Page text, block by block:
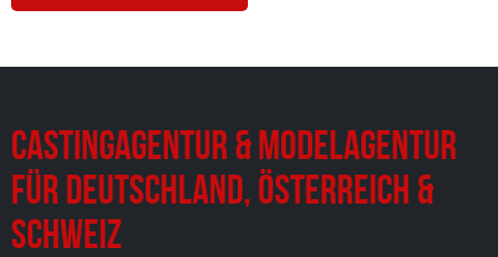
Castingagentur & Modelagentur
für Deutschland, Österreich &
Schweiz